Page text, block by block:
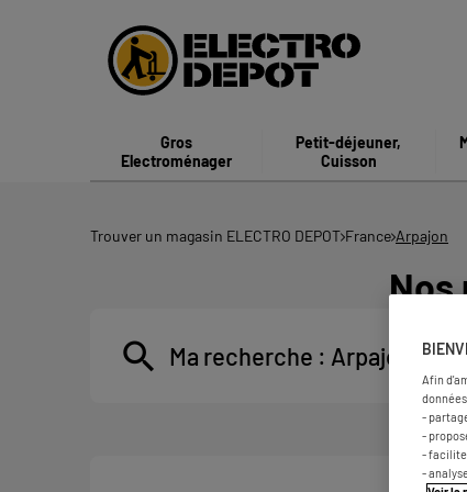
Gros
Electroménager
Petit-déjeuner,
Cuisson
Trouver un magasin ELECTRO DEPOT France Arpajon
Nos
Ma recherche : Arpajon
Afin
-
-
-
-